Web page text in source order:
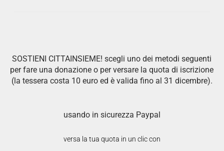
SOSTIENI CITTAINSIEME! scegli uno dei metodi seguenti
per fare una donazione o per versare la quota di iscrizione
(la tessera costa 10 euro ed è valida fino al 31 dicembre).
usando in sicurezza Paypal
versa la tua quota in un clic con